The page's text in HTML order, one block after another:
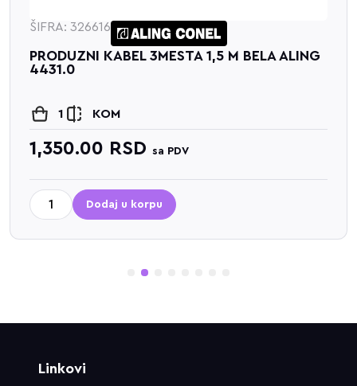
ŠIFRA: 326616
PRODUZNI KABEL 3MESTA 1,5 M BELA ALING
4431.0
1 KOM
1,350.00 RSD sa PDV
Dodaj u korpu
5
Linkovi